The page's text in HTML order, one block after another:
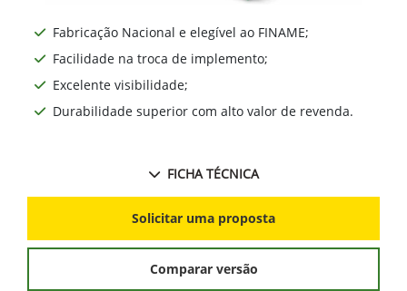
Fabricação Nacional e elegível ao FINAME;
Facilidade na troca de implemento;
Excelente visibilidade;
Durabilidade superior com alto valor de revenda.
FICHA TÉCNICA
Solicitar uma proposta
Comparar versão